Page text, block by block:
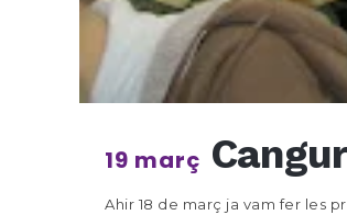
19 març
Ahir 18 de març ja vam fer les